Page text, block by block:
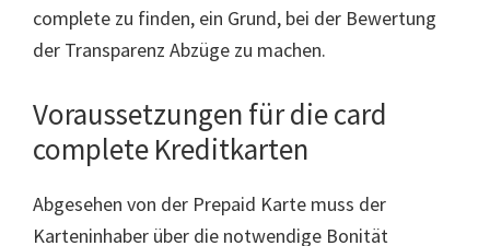
complete zu finden, ein Grund, bei der Bewertung
der Transparenz Abzüge zu machen.
Voraussetzungen für die card
complete Kreditkarten
Abgesehen von der Prepaid Karte muss der
Karteninhaber über die notwendige Bonität